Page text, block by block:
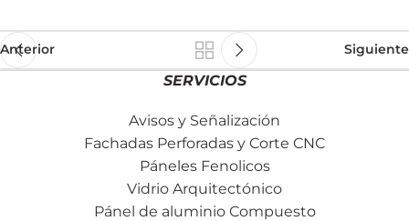
Anterior Siguiente
SERVICIOS
Avisos y Señalización
Fachadas Perforadas y Corte CNC
Páneles Fenolicos
Vidrio Arquitectónico
Pánel de aluminio Compuesto